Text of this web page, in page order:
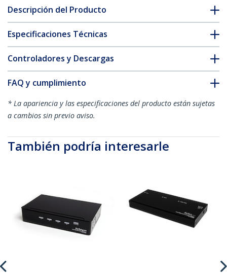
Descripción del Producto
Especificaciones Técnicas
Controladores y Descargas
FAQ y cumplimiento
* La apariencia y las especificaciones del producto están sujetas
a cambios sin previo aviso.
También podría interesarle